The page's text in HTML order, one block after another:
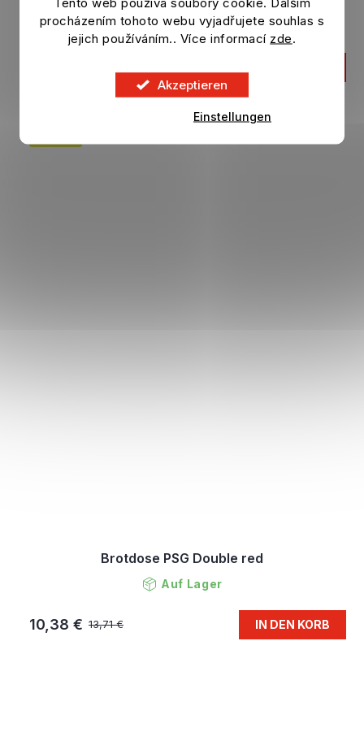
procházením tohoto webu vyjadřujete souhlas s
jejich používáním.. Více informací zde.
Akzeptieren
Einstellungen
Auf Lager
Brotdose PSG Double red
Auf Lager
13,71 €
10,38 € IN DEN KORB